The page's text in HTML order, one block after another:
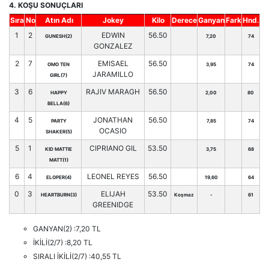
4. KOŞU SONUÇLARI
Sıra No Atın Adı Jokey Kilo DereceGanyanFarkHnd.
1
2 GUNESH(2)
EDWIN
GONZALEZ
56.50 7,20 74
2 7
OMO TEN
GIRL(7)
EMISAEL
JARAMILLO
56.50 3,95 74
3 6
HAPPY
BELLA(6)
RAJIV MARAGH 56.50 2,00 80
4 5
PARTY
SHAKER(5)
JONATHAN
OCASIO
56.50 7,85 74
5 1
KID MATTIE
MATT(1)
CIPRIANO GIL 53.50 3,75 68
6 4 ELOPER(4) LEONEL REYES 56.50 19,60 64
0 3 HEARTBURN(3)
ELIJAH
GREENIDGE
53.50 Koşmaz - 61
GANYAN(2) :7,20 TL
İKİLİ(2/7) :8,20 TL
SIRALI İKİLİ(2/7) :40,55 TL